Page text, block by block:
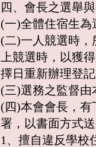
四、會長之選舉
(一)全體住宿生為
(二)一人競選時，
上競選時，以獲
擇日重新辦理登記
(三)選務之監督由
(四)本會會長，有
署，以書面方式
1、擅自違反學校